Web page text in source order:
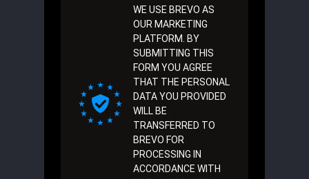
WE USE BREVO AS
OUR MARKETING
PLATFORM. BY
SUBMITTING THIS
FORM YOU AGREE
THAT THE PERSONAL
DATA YOU PROVIDED
WILL BE
TRANSFERRED TO
BREVO FOR
PROCESSING IN
ACCORDANCE WITH